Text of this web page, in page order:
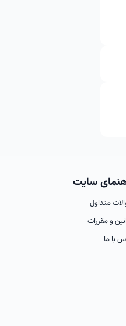
سایت
متداول
و مقررات
با ما